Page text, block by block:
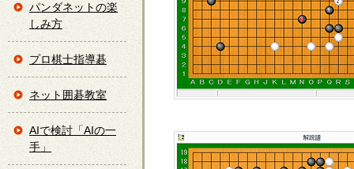
パンダネットの楽
しみ方
プロ棋士指導碁
ネット囲碁教室
AIで検討「AIの一
手」